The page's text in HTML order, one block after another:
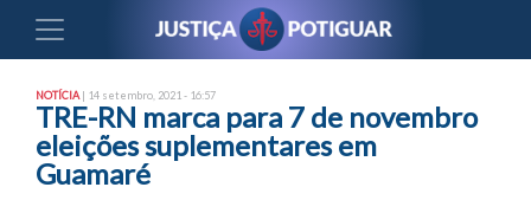
NOTÍCIA | 14 setembro, 2021 - 16:57
TRE-RN marca para 7 de novembro
eleições suplementares em
Guamaré